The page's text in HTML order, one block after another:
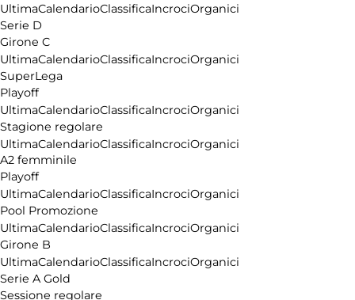
UltimaCalendarioClassificaIncrociOrganici
Serie D
Girone C
UltimaCalendarioClassificaIncrociOrganici
SuperLega
Playoff
UltimaCalendarioClassificaIncrociOrganici
Stagione regolare
UltimaCalendarioClassificaIncrociOrganici
A2 femminile
Playoff
UltimaCalendarioClassificaIncrociOrganici
Pool Promozione
UltimaCalendarioClassificaIncrociOrganici
Girone B
UltimaCalendarioClassificaIncrociOrganici
Serie A Gold
Sessione regolare